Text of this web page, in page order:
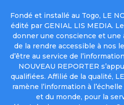
Fondé et installé au Togo, LE
édité par GENIAL LIS MEDIA.
donner une conscience et une
de la rendre accessible à nos
d’être au service de
NOUVEAU REPORTER
qualifiées. Affilié de la qualité,
ramène l’information à
et du monde, pour la